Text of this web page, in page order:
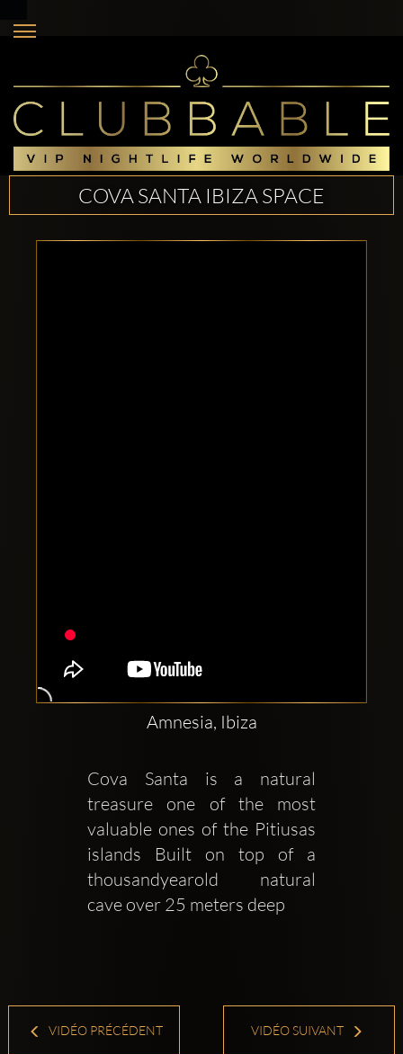
sociaux
Clubbable:
COVA SANTA IBIZA SPACE
Amnesia, Ibiza
Cova Santa is a natural
treasure one of the most
valuable ones of the Pitiusas
islands Built on top of a
thousandyearold natural
cave over 25 meters deep
VIDÉO PRÉCÉDENT VIDÉO SUIVANT